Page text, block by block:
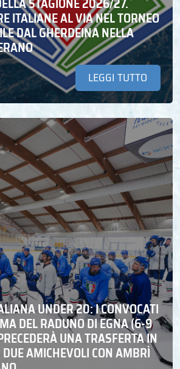
ITALIANE AL VIA NEL TORNEO
DAL GHERDEINA NELLA
LEGGI TUTTO
UNDER 20: I CONVOCATI
DEL RADUNO DI EGNA (6-9
UNA TRASFERTA IN
AMICHEVOLI CON AMBRÌ